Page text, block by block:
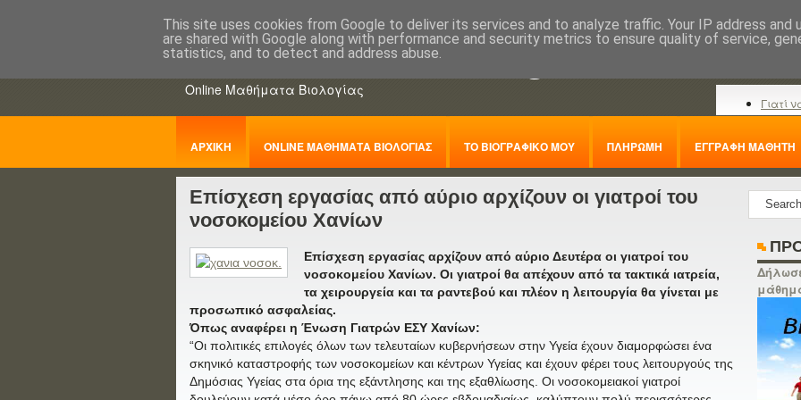
ΒΙΟΛΟΓΙΑonline.gr
Online Μαθήματα Βιολογίας
Γιατί
ΑΡΧΙΚΗ ONLINE ΜΑΘΗΜΑΤΑ ΒΙΟΛΟΓΙΑΣ ΤΟ ΒΙΟΓΡΑΦΙΚΟ ΜΟΥ ΠΛΗΡΩΜΗ ΕΓΓΡΑΦΗ ΜΑΘΗΤΗ
ΠΑΝΕΛΛΑΔΙΚΕΣ
Επίσχεση εργασίας από αύριο αρχίζουν οι γιατροί του
νοσοκομείου Χανίων
Επίσχεση εργασίας αρχίζουν από αύριο Δευτέρα οι γιατροί του
νοσοκομείου Χανίων. Οι γιατροί θα απέχουν από τα τακτικά ιατρεία,
τα χειρουργεία και τα ραντεβού και πλέον η λειτουργία θα γίνεται με
προσωπικό ασφαλείας.
Όπως αναφέρει η Ένωση Γιατρών ΕΣΥ Χανίων:
“Οι πολιτικές επιλογές όλων των τελευταίων κυβερνήσεων στην Υγεία έχουν διαμορφώσει ένα
σκηνικό καταστροφής των νοσοκομείων και κέντρων Υγείας και έχουν φέρει τους λειτουργούς της
Δημόσιας Υγείας στα όρια της εξάντλησης και της εξαθλίωσης. Οι νοσοκομειακοί γιατροί
This site uses cookies from Google to deliver its services and to analyze traffic. Your IP address and
are shared with Google along with performance and security metrics to ensure quality of service,
statistics, and to detect and address abuse.